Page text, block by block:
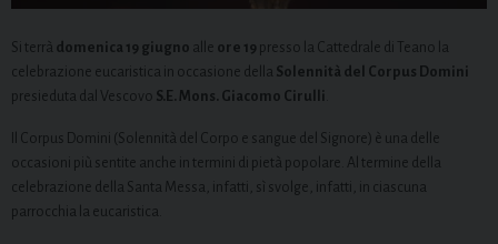
Si terrà domenica 19 giugno alle ore 19 presso la Cattedrale di Teano la
celebrazione eucaristica in occasione della Solennità del Corpus Domini
presieduta dal Vescovo S.E. Mons. Giacomo Cirulli
Il Corpus Domini (Solennità del Corpo e sangue del Signore) è una delle
occasioni più sentite anche in termini di pietà popolare. Al termine della
celebrazione della Santa Messa, infatti, sì svolge, infatti, in ciascuna
parrocchia la eucaristica.